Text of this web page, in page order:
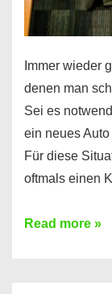
Immer wieder
denen man
Sei es
ein neues
Für diese
oftmals einen
Brauchen
Read more »